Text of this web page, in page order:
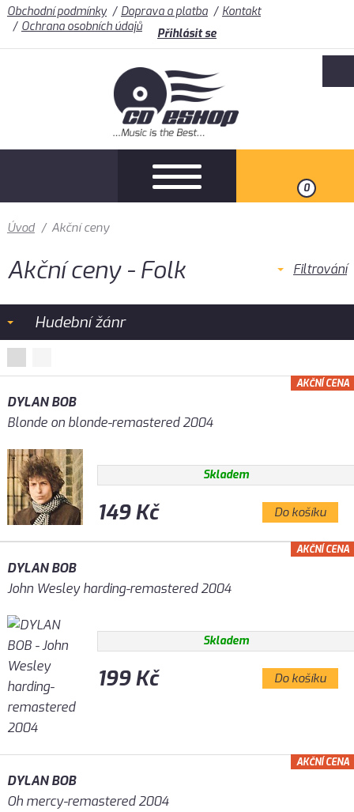
Obchodní podmínky Doprava a platba
Kontakt
Ochrana osobních údajů
Přihlásit se
0
Úvod / Akční ceny
Akční ceny - Folk Filtrování
Hudební žánr
DYLAN BOB
Blonde on blonde-remastered 2004
Skladem
149 Kč Do košíku
AKČNÍ CENA
DYLAN BOB
John Wesley harding-remastered 2004
Skladem
199 Kč Do košíku
AKČNÍ CENA
DYLAN BOB
Oh mercy-remastered 2004
AKČNÍ CENA